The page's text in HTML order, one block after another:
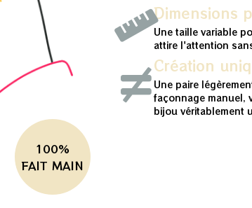
100%
FAIT MAIN
Dimensions
Une taille variable
attire l'attention
Création
Une paire
façonnage manuel,
bijou véritablement